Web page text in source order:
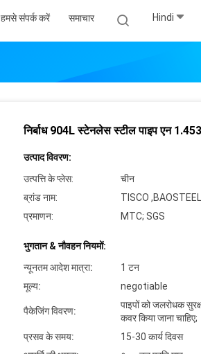
हमसे संपर्क करें समाचार Hindi
निर्बाध 904L स्टेनलेस स्टील पाइप एन
उत्पाद विवरण:
उत्पत्ति के प्लेस:
चीन
ब्रांड नाम:
TISCO
प्रमाणन:
MTC; SGS
भुगतान & नौवहन नियमों:
न्यूनतम आदेश मात्रा:
1 टन
मूल्य:
negotiable
पैकेजिंग विवरण:
पाइपों को जलरोधक
कवर किया जाना चाहिए;
प्रसव के समय:
15-30 कार्य दिवस